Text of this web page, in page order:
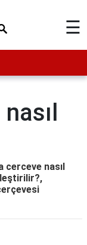
☰
cerceve nasıl